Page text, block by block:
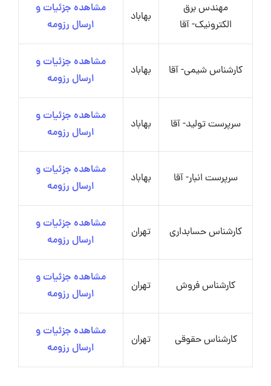
مهندس برق
الکترونیک- آقا
بهاباد
مشاهده جزئیات و
ارسال رزومه
کارشناس شیمی- آقا بهاباد
مشاهده جزئیات و
ارسال رزومه
سرپرست تولید- آقا بهاباد
مشاهده جزئیات و
ارسال رزومه
سرپرست انبار- آقا بهاباد
مشاهده جزئیات و
ارسال رزومه
کارشناس حسابداری تهران
مشاهده جزئیات و
ارسال رزومه
کارشناس فروش تهران
مشاهده جزئیات و
ارسال رزومه
کارشناس حقوقی تهران
مشاهده جزئیات و
ارسال رزومه